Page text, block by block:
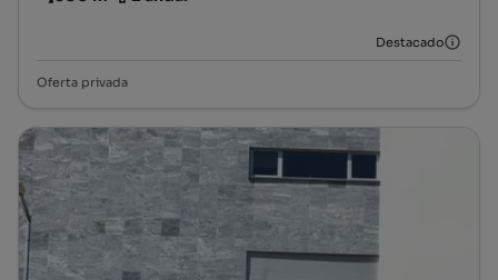
Preço por metro quadrado
Andar
Destacado
Oferta privada